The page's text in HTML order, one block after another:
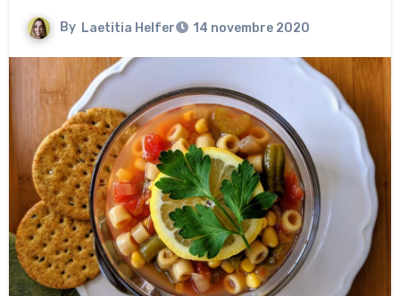
By Laetitia Helfer 14 novembre 2020